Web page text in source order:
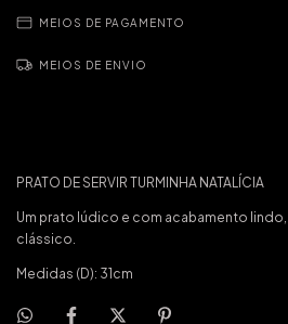
MEIOS DE PAGAMENTO
MEIOS DE ENVIO
PRATO DE SERVIR TURMINHA NATALÍCIA
Um prato lúdico e com acabamento lindo,
clássico.
Medidas (D): 31cm